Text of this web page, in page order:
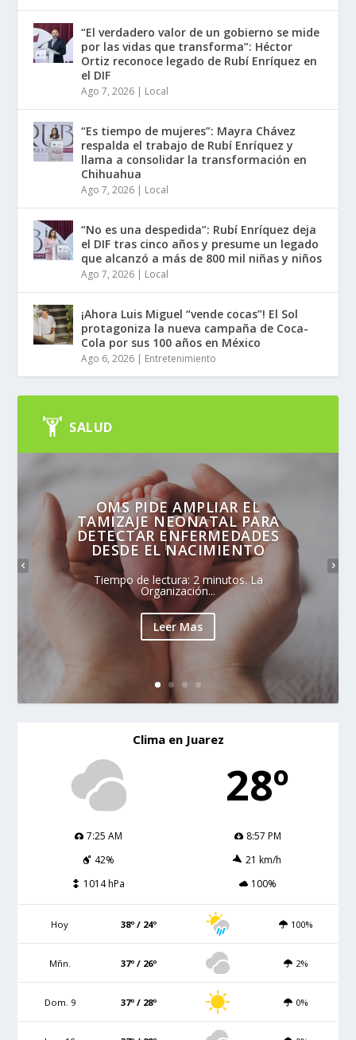
“El verdadero valor de un gobierno se mide
por las vidas que transforma”: Héctor
Ortiz reconoce legado de Rubí Enríquez en
el DIF
Ago 7, 2026 | Local
“Es tiempo de mujeres”: Mayra Chávez
respalda el trabajo de Rubí Enríquez y
llama a consolidar la transformación en
Chihuahua
Ago 7, 2026 | Local
“No es una despedida”: Rubí Enríquez deja
el DIF tras cinco años y presume un legado
que alcanzó a más de 800 mil niñas y niños
Ago 7, 2026 | Local
¡Ahora Luis Miguel “vende cocas”! El Sol
protagoniza la nueva campaña de Coca-
Cola por sus 100 años en México
Ago 6, 2026 | Entretenimiento
SALUD
OMS PIDE AMPLIAR EL
TAMIZAJE NEONATAL PARA
DETECTAR ENFERMEDADES
DESDE EL NACIMIENTO
Tiempo de lectura: 2 minutos. La
Organización...
Leer Mas
Clima en Juarez
28º
7:25 AM
8:57 PM
42%
21 km/h
1014 hPa
100%
Hoy 38º / 24º 100%
Mñn. 37º / 26º 2%
Dom. 9 37º / 28º 0%